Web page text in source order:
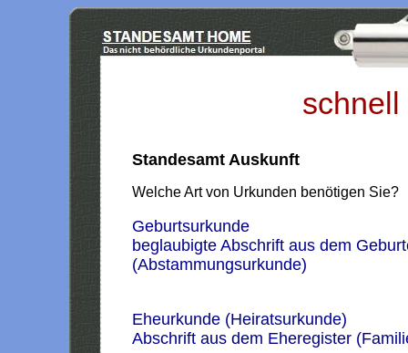
Standesamt Auskunft
Welche Art von Urkunden benötigen Sie?
Geburtsurkunde
beglaubigte Abschrift aus dem
(Abstammungsurkunde)
Eheurkunde (Heiratsurkunde)
Abschrift aus dem Eheregister